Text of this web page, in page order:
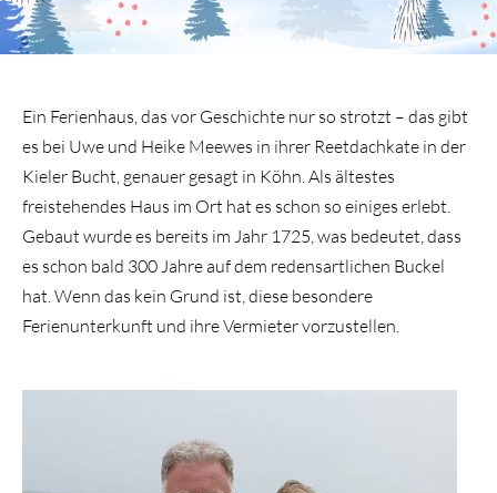
Ein Ferienhaus, das vor Geschichte nur so strotzt – das gibt
es bei Uwe und Heike Meewes in ihrer Reetdachkate in der
Kieler Bucht, genauer gesagt in Köhn. Als ältestes
freistehendes Haus im Ort hat es schon so einiges erlebt.
Gebaut wurde es bereits im Jahr 1725, was bedeutet, dass
es schon bald 300 Jahre auf dem redensartlichen Buckel
hat. Wenn das kein Grund ist, diese besondere
Ferienunterkunft und ihre Vermieter vorzustellen.